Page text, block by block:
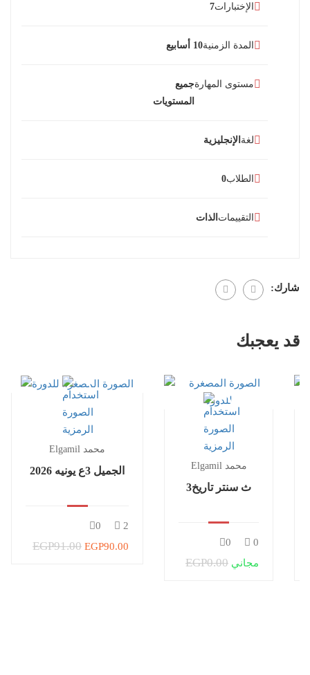
الإختبارات7
المدة الزمنية10 أسابيع
مستوى المهارةجميع
المستويات
لغة الإنجليزية
الطلاب0
التقييمات الذات
شارك:
قد يعجبك
Elgamil محمد
الجميل 3ع يونيه 2026
2
0
EGP91.00 EGP90.00
Elgamil محمد
3ث سنتر تاريخ
0
0
EGP0.00 مجاني